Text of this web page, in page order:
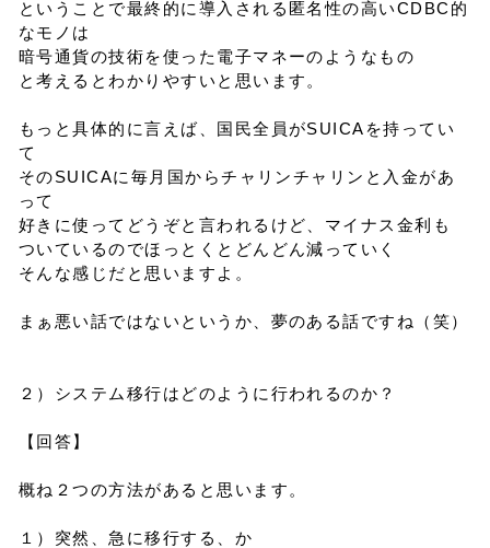
ということで最終的に導入される匿名性の高いCDBC的
なモノは
暗号通貨の技術を使った電子マネーのようなもの
と考えるとわかりやすいと思います。
もっと具体的に言えば、国民全員がSUICAを持ってい
て
そのSUICAに毎月国からチャリンチャリンと入金があ
って
好きに使ってどうぞと言われるけど、マイナス金利も
ついているのでほっとくとどんどん減っていく
そんな感じだと思いますよ。
まぁ悪い話ではないというか、夢のある話ですね（笑）
２）システム移行はどのように行われるのか？
【回答】
概ね２つの方法があると思います。
１）突然、急に移行する、か